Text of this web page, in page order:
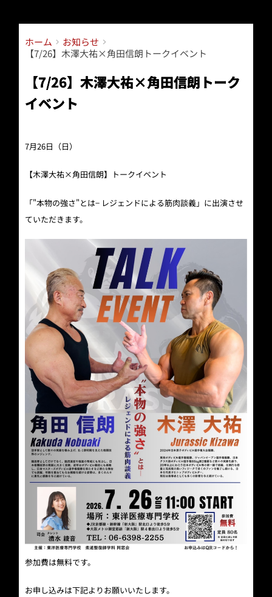
ホーム
お知らせ
【7/26】木澤大祐×角田信朗トークイベント
【7/26】木澤大祐×角田信朗トーク
イベント
7月26日（日）
【木澤大祐×角田信朗】トークイベント
「"本物の強さ"とは− レジェンドによる筋肉談義」に出演させ
ていただきます。
参加費は無料です。
お申し込みは下記よりお願いいたします。